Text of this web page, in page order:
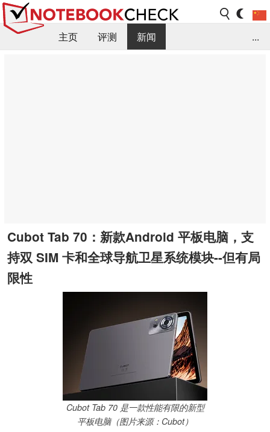
主页 评测
新闻
...
Cubot Tab 70：新款Android 平板电脑，支
持双 SIM 卡和全球导航卫星系统模块--但有局
限性
Cubot Tab 70 是一款性能有限的新型
平板电脑（图片来源：Cubot）